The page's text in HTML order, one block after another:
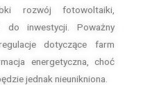
rozwój fotowoltaiki,
do inwestycji. Poważny
dotyczące farm
energetyczna, choć
jednak nieunikniona.